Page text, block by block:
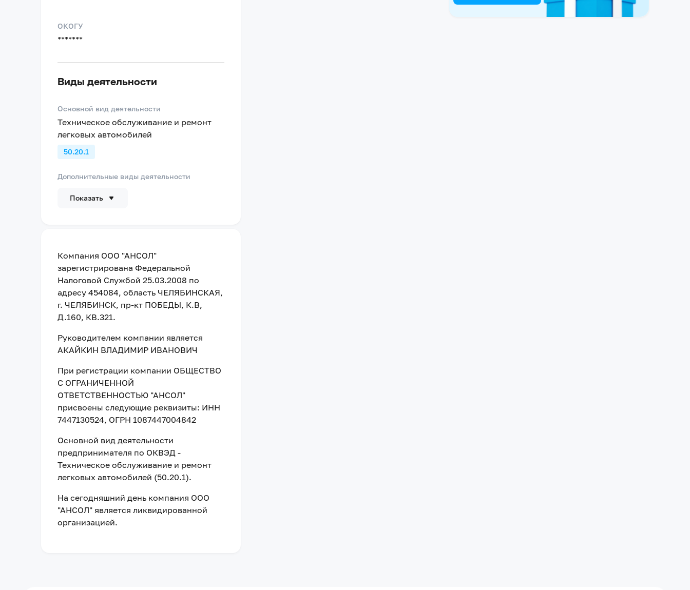
ОКОГУ
*******
Виды деятельности
Основной вид деятельности
Техническое обслуживание и ремонт
легковых автомобилей
50.20.1
Дополнительные виды деятельности
Показать
Компания ООО "АНСОЛ"
зарегистрирована Федеральной
Налоговой Службой 25.03.2008 по
адресу 454084, область ЧЕЛЯБИНСКАЯ,
г. ЧЕЛЯБИНСК, пр-кт ПОБЕДЫ, К.В,
Д.160, КВ.321.
Руководителем компании является
АКАЙКИН ВЛАДИМИР ИВАНОВИЧ
При регистрации компании ОБЩЕСТВО
С ОГРАНИЧЕННОЙ
ОТВЕТСТВЕННОСТЬЮ "АНСОЛ"
присвоены следующие реквизиты: ИНН
7447130524, ОГРН 1087447004842
Основной вид деятельности
предпринимателя по ОКВЭД -
Техническое обслуживание и ремонт
легковых автомобилей (50.20.1).
На сегодняшний день компания ООО
"АНСОЛ" является ликвидированной
организацией.